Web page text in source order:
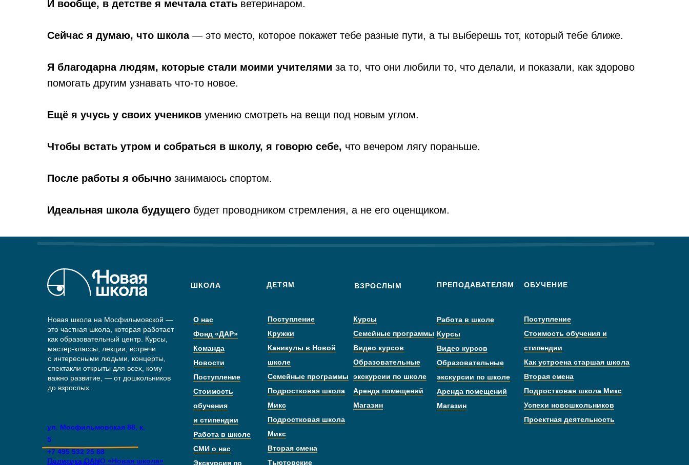
И вообще, в детстве я мечтала стать ветеринаром.
Сейчас я думаю, что школа — это место, которое покажет тебе разные пути, а ты выберешь тот, который тебе ближе.
Я благодарна людям, которые стали моими учителями за то, что они любили то, что делали, и показали, как здорово
помогать другим узнавать что-то новое.
Ещё я учусь у своих учеников умению смотреть на вещи под новым углом.
Чтобы встать утром и собраться в школу, я говорю себе, что вечером лягу пораньше.
После работы я обычно занимаюсь спортом.
Идеальная школа будущего будет проводником стремления, а не его оценщиком.
ШКОЛА ДЕТЯМ ВЗРОСЛЫМ ОБУЧЕНИЕ
О нас
Фонд «ДАР»
Команда
Новости
Поступление
Стоимость
обучения
и стипендии
Работа в школе
СМИ о нас
Экскурсия по
Поступление
Кружки
Каникулы в Новой
школе
Семейные программы
Подростковая школа
Микс
Подростковая школа
Микс
Вторая смена
Тьюторские
Новая школа на Мосфильмовской —
это частная школа, которая работает
как образовательный центр. Курсы,
мастер-классы, лекции, встречи
с интересными людьми, концерты,
спектакли открыты для всех, кому
важно развитие, — от дошкольников
до взрослых.
Курсы
Семейные программы
Видео курсов
Образовательные
экскурсии по школе
Аренда помещений
Магазин
ПРЕПОДАВАТЕЛЯМ
Работа в школе
Курсы
Видео курсов
Образовательные
экскурсии по школе
Аренда помещений
Магазин
Поступление
Стоимость обучения и
стипендии
Как устроена старшая школа
Вторая смена
Подростковая школа Микс
Успехи новошкольников
Проектная деятельность
ул. Мосфильмовская 88, к.
5
+7 495 532 25 88
Политика ОАНО «Новая школа»